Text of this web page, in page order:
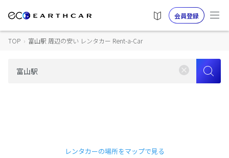
会員登録
TOP › 富山駅 周辺の安い レンタカー Rent-a-Car
レンタカーの場所をマップで見る